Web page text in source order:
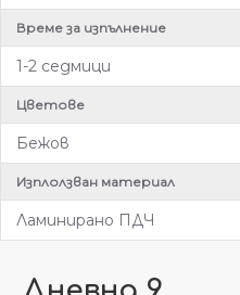
Време за изпълнение
1-2 седмици
Цветове
Бежов
Изплолзван материал
Ламинирано ПДЧ